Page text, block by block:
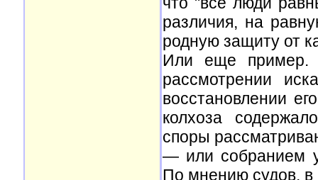
различия, на
родную защиту от
Или еще пример.
рассмотрении
восстановлении
колхоза
споры
— или собранием
По мнению судов, в